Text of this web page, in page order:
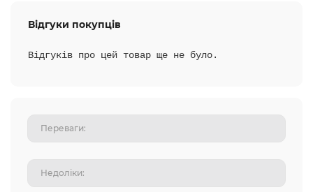
Відгуки покупців
Відгуків про цей товар ще не було.